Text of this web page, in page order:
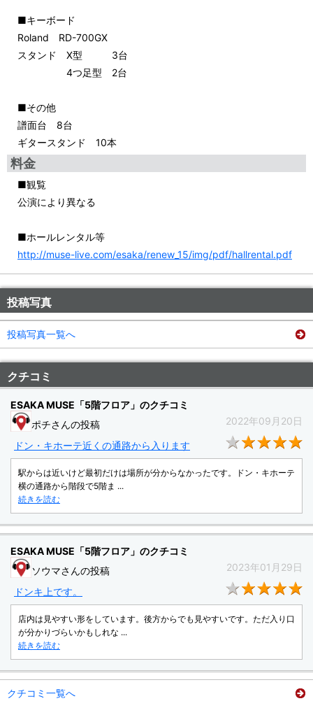
■キーボード
Roland RD-700GX
スタンド X型 3台
4つ足型 2台
■その他
譜面台 8台
ギタースタンド 10本
料金
■観覧
公演により異なる
■ホールレンタル等
http://muse-live.com/esaka/renew_15/img/pdf/hallrental.pdf
投稿写真
投稿写真一覧へ
クチコミ
ESAKA MUSE「5階フロア」のクチコミ
ポチさんの投稿
2022年09月20日
ドン・キホーテ近くの通路から入ります
駅からは近いけど最初だけは場所が分からなかったです。ドン・キホーテ
横の通路から階段で5階ま ...
続きを読む
ESAKA MUSE「5階フロア」のクチコミ
ソウマさんの投稿
2023年01月29日
ドンキ上です。
店内は見やすい形をしています。後方からでも見やすいです。ただ入り口
が分かりづらいかもしれな ...
続きを読む
クチコミ一覧へ